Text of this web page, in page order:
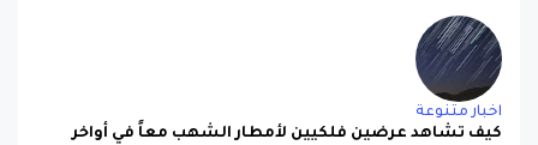
اخبار متنوعة
كيف تشاهد عرضين فلكيين لأمطار الشهب معاً في أواخر